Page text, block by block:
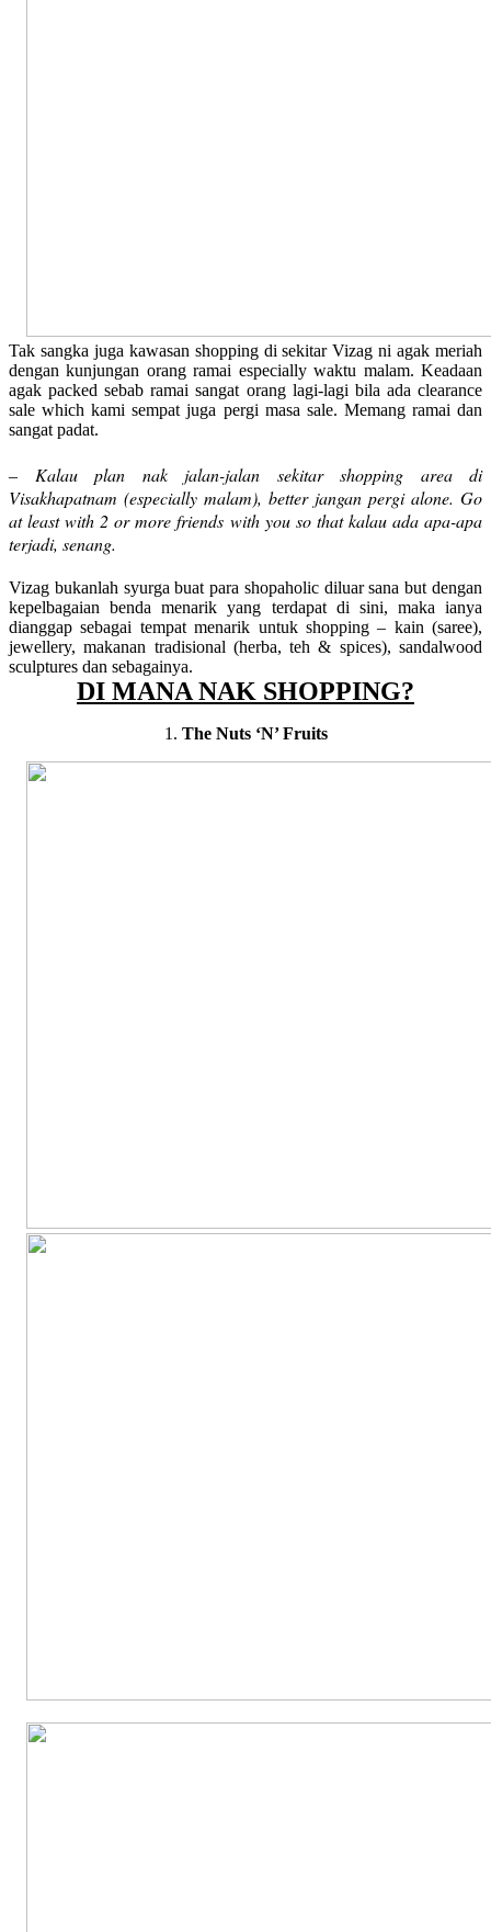
Tak sangka juga kawasan shopping di sekitar Vizag ni agak meriah
dengan kunjungan orang ramai especially waktu malam. Keadaan
agak packed sebab ramai sangat orang lagi-lagi bila ada clearance
sale which kami sempat juga pergi masa sale. Memang ramai dan
sangat padat.
– Kalau plan nak jalan-jalan sekitar shopping area di
Visakhapatnam (especially malam), better jangan pergi alone. Go
at least with 2 or more friends with you so that kalau ada apa-apa
terjadi, senang.
Vizag bukanlah syurga buat para shopaholic diluar sana but dengan
kepelbagaian benda menarik yang terdapat di sini, maka ianya
dianggap sebagai tempat menarik untuk shopping – kain (saree),
jewellery, makanan tradisional (herba, teh & spices), sandalwood
sculptures dan sebagainya.
DI MANA NAK SHOPPING?
1. The Nuts ‘N’ Fruits